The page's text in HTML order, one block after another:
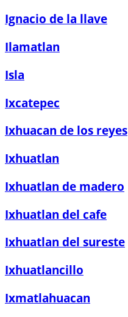
Ignacio de la llave
Ilamatlan
Isla
Ixcatepec
Ixhuacan de los reyes
Ixhuatlan
Ixhuatlan de madero
Ixhuatlan del cafe
Ixhuatlan del sureste
Ixhuatlancillo
Ixmatlahuacan